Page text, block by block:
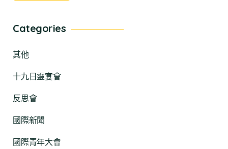
Categories
其他
十九日靈宴會
反思會
國際新聞
國際青年大會